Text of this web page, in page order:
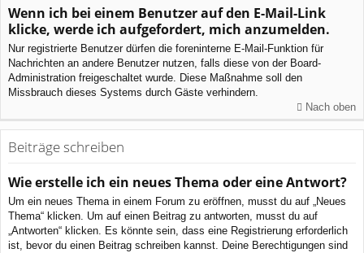
Wenn ich bei einem Benutzer auf den E-Mail-Link
klicke, werde ich aufgefordert, mich anzumelden.
Nur registrierte Benutzer dürfen die foreninterne E-Mail-Funktion für
Nachrichten an andere Benutzer nutzen, falls diese von der Board-
Administration freigeschaltet wurde. Diese Maßnahme soll den
Missbrauch dieses Systems durch Gäste verhindern.
Nach oben
Beiträge schreiben
Wie erstelle ich ein neues Thema oder eine Antwort?
Um ein neues Thema in einem Forum zu eröffnen, musst du auf „Neues
Thema“ klicken. Um auf einen Beitrag zu antworten, musst du auf
„Antworten“ klicken. Es könnte sein, dass eine Registrierung erforderlich
ist, bevor du einen Beitrag schreiben kannst. Deine Berechtigungen sind